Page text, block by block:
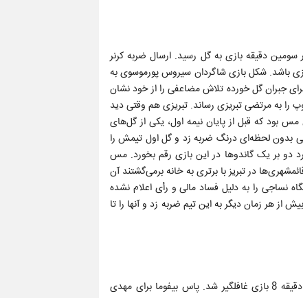
دقیقه بازی به گل رسید. ارسال ضربه کرنر
باشد. شکل بازی شاگردان سیروس پورموسوی به
جبران گل خورده تلاش مضاعفی را از خود نشان
را به مرتضی تبریزی رساند. تبریزی هم وقتی دید
بود که قبل از پایان نیمه اول، یکی از گل‌های
بدون لحظه‌ای درنگ ضربه زد و گل اول تیمش را
دو بر یک گاندوها در این بازی رقم بخورد. مس
در تبریز با برتری به خانه برمی‌گشتند آن
را به دلیل فساد مالی و رأی اعلام نشده
هر زمان دیگر به این تیم ضربه زد و آنها را تا
این بازی هم برای دو مربی اهمیت بسیاری داشت. فولاد که امیدوار به توقف پرسپولیس در خرم‌آباد بود در دقیقه 8 بازی غافلگیر شد. پاس بیفوما برای مهدی